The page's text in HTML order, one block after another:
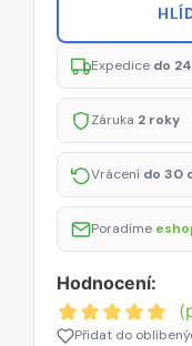
Expedice do
Záruka 2 roky
Vrácení do 30
Poradíme
Hodnocení:
Přidat do